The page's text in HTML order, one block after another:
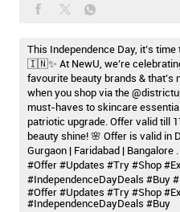
This Independence Day, it’s
🇮🇳✨ At NewU, we’re
favourite beauty brands & that’s
when you shop via the
must-haves to skincare
patriotic upgrade. Offer valid till
beauty shine! 🌸 Offer is valid in
Gurgaon | Faridabad |
#Offer #Updates #Try #Shop
#IndependenceDayDeals #Buy
#Offer#Updates #Try#Shop
#IndependenceDayDeals #Buy